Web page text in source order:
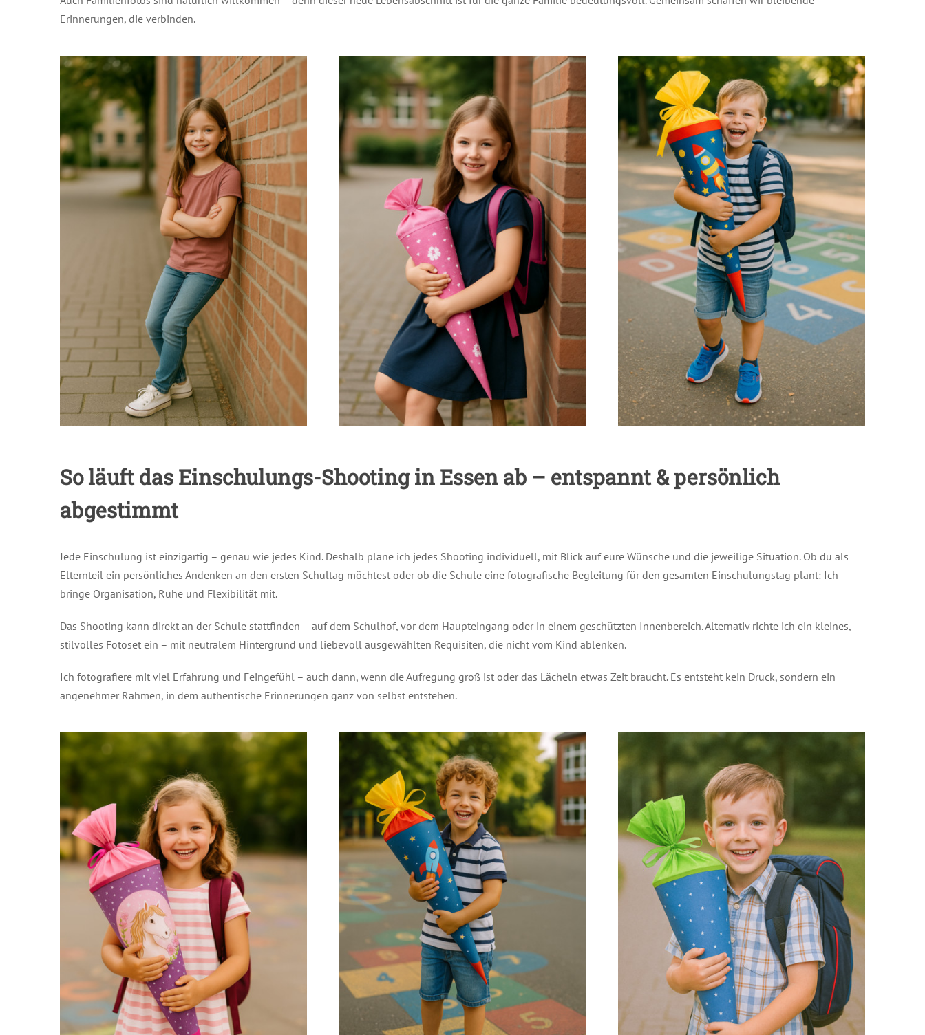
Erinnerungen, die verbinden.
So läuft das Einschulungs-Shooting in Essen ab – entspannt & persönlich
abgestimmt
Jede Einschulung ist einzigartig – genau wie jedes Kind. Deshalb plane ich jedes Shooting individuell, mit Blick auf eure Wünsche und die jeweilige Situation. Ob du als
Elternteil ein persönliches Andenken an den ersten Schultag möchtest oder ob die Schule eine fotografische Begleitung für den gesamten Einschulungstag plant: Ich
bringe Organisation, Ruhe und Flexibilität mit.
Das Shooting kann direkt an der Schule stattfinden – auf dem Schulhof, vor dem Haupteingang oder in einem geschützten Innenbereich. Alternativ richte ich ein kleines,
stilvolles Fotoset ein – mit neutralem Hintergrund und liebevoll ausgewählten Requisiten, die nicht vom Kind ablenken.
Ich fotografiere mit viel Erfahrung und Feingefühl – auch dann, wenn die Aufregung groß ist oder das Lächeln etwas Zeit braucht. Es entsteht kein Druck, sondern ein
angenehmer Rahmen, in dem authentische Erinnerungen ganz von selbst entstehen.